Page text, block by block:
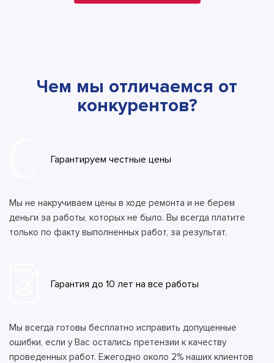
Чем мы отличаемся от
конкурентов?
Гарантируем честные цены
Мы не накручиваем цены в ходе ремонта и не берем
деньги за работы, которых не было. Вы всегда платите
только по факту выполненных работ, за результат.
Гарантия до 10 лет на все работы
Мы всегда готовы бесплатно исправить допущенные
ошибки, если у Вас остались претензии к качеству
проведенных работ. Ежегодно около 2% наших клиентов